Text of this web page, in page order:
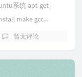
系统 apt-get
make gcc...
暂无评论